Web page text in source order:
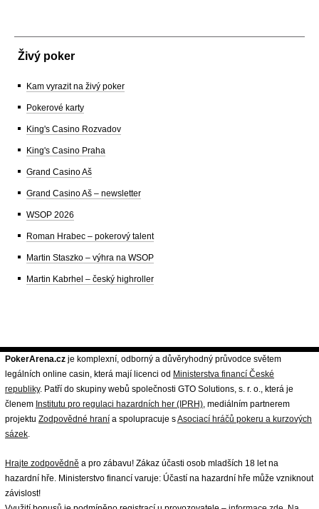
Živý poker
Kam vyrazit na živý poker
Pokerové karty
King's Casino Rozvadov
King's Casino Praha
Grand Casino Aš
Grand Casino Aš – newsletter
WSOP 2026
Roman Hrabec – pokerový talent
Martin Staszko – výhra na WSOP
Martin Kabrhel – český highroller
PokerArena.cz je komplexní, odborný a důvěryhodný průvodce světem
legálních online casin, která mají licenci od Ministerstva financí České
republiky. Patří do skupiny webů společnosti GTO Solutions, s. r. o., která je
členem Institutu pro regulaci hazardních her (IPRH), mediálním partnerem
projektu Zodpovědné hraní a spolupracuje sAsociací hráčů pokeru a kurzových
sázek.
Hrajte zodpovědně a pro zábavu! Zákaz účasti osob mladších 18 let na
hazardní hře. Ministerstvo financí varuje: Účastí na hazardní hře může vzniknout
závislost!